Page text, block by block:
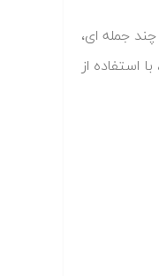
در «فیلم آموزشی شبکه عصبی GMDH در متلب»، پس از تشریح کامل مبانی تئوری و شیوه عملکرد الگوریتم GMDH چند جمله ای،
استفاده از